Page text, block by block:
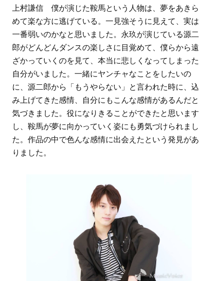
上村謙信 僕が演じた鞍馬という人物は、夢をあきら
めて楽な方に逃げている。一見強そうに見えて、実は
一番弱いのかなと思いました。永玖が演じている源二
郎がどんどんダンスの楽しさに目覚めて、僕らから遠
ざかっていくのを見て、本当に悲しくなってしまった
自分がいました。一緒にヤンチャなことをしたいの
に、源二郎から「もうやらない」と言われた時に、込
み上げてきた感情、自分にもこんな感情があるんだと
気づきました。役になりきることができたと思います
し、鞍馬が夢に向かっていく姿にも勇気づけられまし
た。作品の中で色んな感情に出会えたという発見があ
りました。